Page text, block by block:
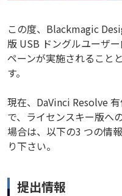
この度、Blackmagic
版 USB ドングルユーザ
ペーンが実施されること
す。
現在、DaVinci Resolve
で、ライセンスキー版へ
場合は、以下の3 つの情
り下さい。
提出情報